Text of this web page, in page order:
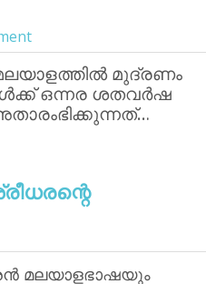
മുദ്രണം
ഒന്നര ശതവര്‍ഷ
മലയാളഭാഷയും